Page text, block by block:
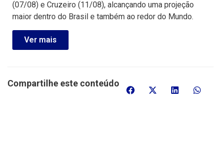
(07/08) e Cruzeiro (11/08), alcançando uma projeção
maior dentro do Brasil e também ao redor do Mundo.
Ver mais
Compartilhe este conteúdo